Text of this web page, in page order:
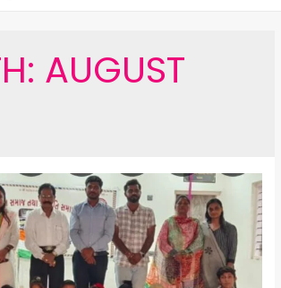
AUGUST